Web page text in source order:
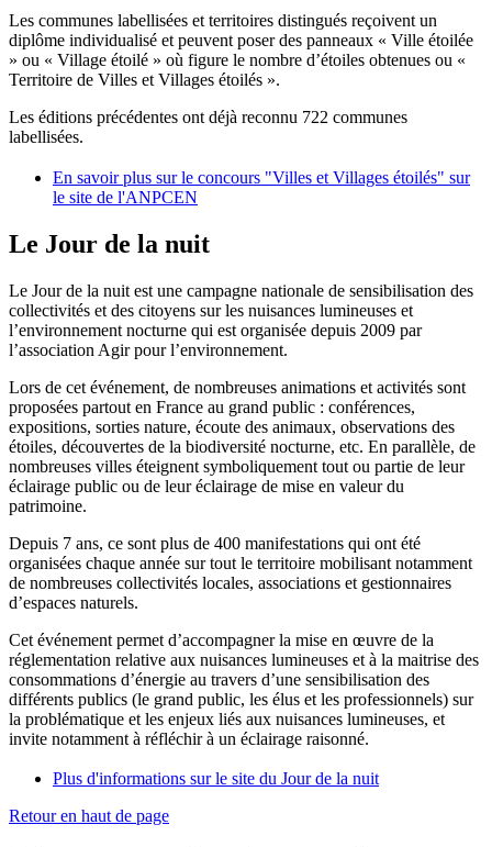
Les communes labellisées et territoires distingués reçoivent un
diplôme individualisé et peuvent poser des panneaux « Ville étoilée
» ou « Village étoilé » où figure le nombre d’étoiles obtenues ou «
Territoire de Villes et Villages étoilés ».
Les éditions précédentes ont déjà reconnu 722 communes
labellisées.
En savoir plus sur le concours "Villes et Villages étoilés" sur
le site de l'ANPCEN
Le Jour de la nuit
Le Jour de la nuit est une campagne nationale de sensibilisation des
collectivités et des citoyens sur les nuisances lumineuses et
l’environnement nocturne qui est organisée depuis 2009 par
l’association Agir pour l’environnement.
Lors de cet événement, de nombreuses animations et activités sont
proposées partout en France au grand public : conférences,
expositions, sorties nature, écoute des animaux, observations des
étoiles, découvertes de la biodiversité nocturne, etc. En parallèle, de
nombreuses villes éteignent symboliquement tout ou partie de leur
éclairage public ou de leur éclairage de mise en valeur du
patrimoine.
Depuis 7 ans, ce sont plus de 400 manifestations qui ont été
organisées chaque année sur tout le territoire mobilisant notamment
de nombreuses collectivités locales, associations et gestionnaires
d’espaces naturels.
Cet événement permet d’accompagner la mise en œuvre de la
réglementation relative aux nuisances lumineuses et à la maitrise des
consommations d’énergie au travers d’une sensibilisation des
différents publics (le grand public, les élus et les professionnels) sur
la problématique et les enjeux liés aux nuisances lumineuses, et
invite notamment à réfléchir à un éclairage raisonné.
Plus d'informations sur le site du Jour de la nuit
Retour en haut de page